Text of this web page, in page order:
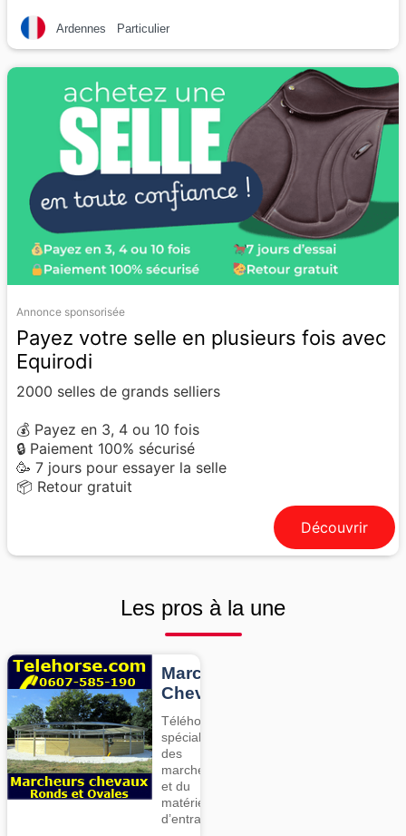
Ardennes Particulier
Annonce sponsorisée
Payez votre selle en plusieurs fois avec
Equirodi
2000 selles de grands selliers
💰 Payez en 3, 4 ou 10 fois
🔒 Paiement 100% sécurisé
🥳 7 jours pour essayer la selle
📦 Retour gratuit
Découvrir
Les pros à la une
Marcheurs
Chevaux
Téléhorse,
spécialiste
des
marcheurs
et du
matériel
d’entrainement